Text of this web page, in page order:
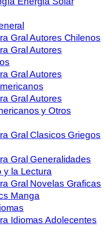
Gral Autores Chilenos
Gral Autores
Gral Autores
Gral Autores
y Otros
Gral Clasicos Griegos
Gral Generalidades
y la Lectura
Gral Novelas Graficas
Manga
Idiomas Adolecentes